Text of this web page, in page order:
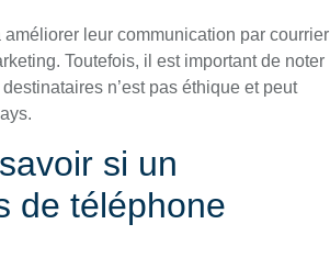
leur communication par courrier
Toutefois, il est important de noter
n’est pas éthique et peut
si un
de téléphone